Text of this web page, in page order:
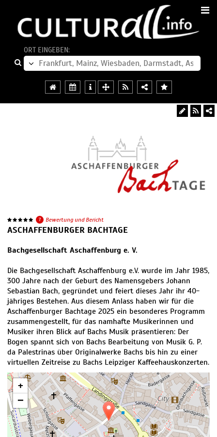
ORT EINGEBEN:
7 Bewertung und Bericht
ASCHAFFENBURGER BACHTAGE
Bachgesellschaft Aschaffenburg e. V.
Die Bachgesellschaft Aschaffenburg e.V. wurde im Jahr 1985,
300 Jahre nach der Geburt des Namensgebers Johann
Sebastian Bach, gegründet und feiert dieses Jahr ihr 40-
jähriges Bestehen. Aus diesem Anlass haben wir für die
Aschaffenburger Bachtage 2025 ein besonderes Programm
zusammengestellt, für das namhafte Musikerinnen und
Musiker ihren Blick auf Bachs Musik präsentieren: Der
Bogen spannt sich von Bachs Bearbeitung von Musik G. P.
da Palestrinas über Originalwerke Bachs bis hin zu einer
virtuellen Zeitreise zu Bachs Leipziger Kaffeehauskonzerten.
+
−